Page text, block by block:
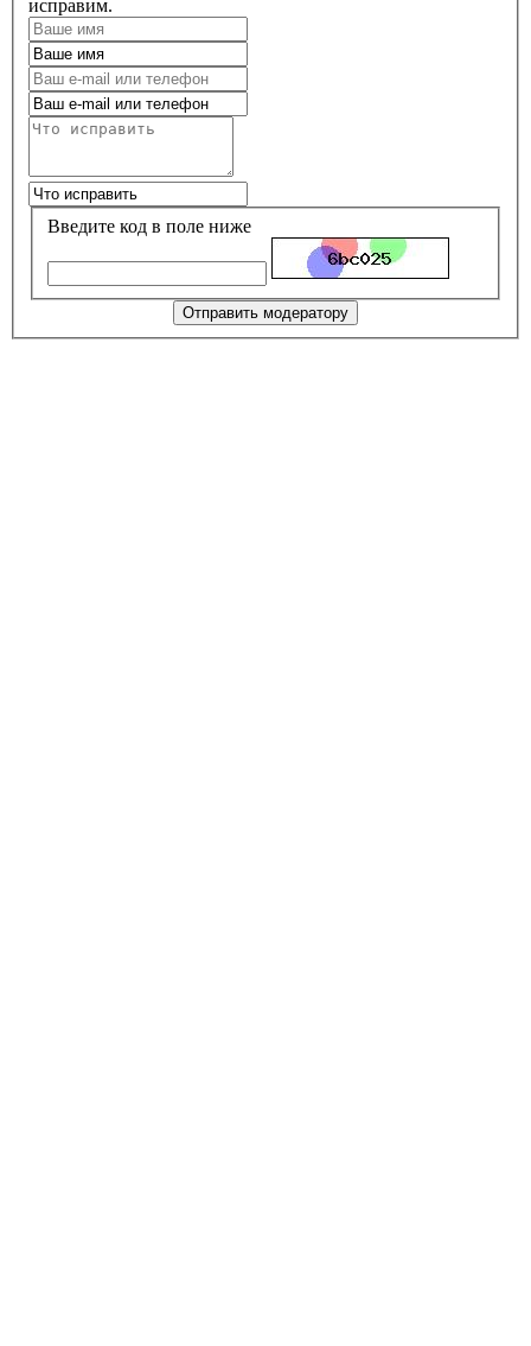
исправим.
Введите код в поле ниже
Отправить модератору